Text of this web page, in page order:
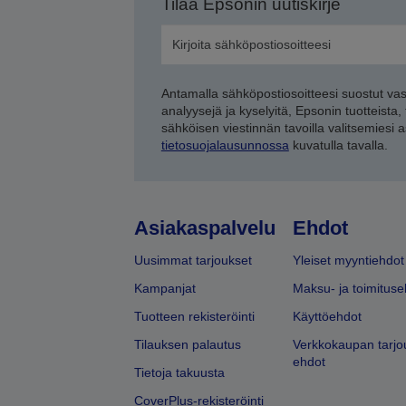
Tilaa Epsonin uutiskirje
Antamalla sähköpostiosoitteesi suostut
analyysejä ja kyselyitä, Epsonin
sähköisen viestinnän tavoilla valitsemiesi
tietosuojalausunnossa kuvatulla tavalla.
Asiakaspalvelu
Uusimmat tarjoukset
Kampanjat
Tuotteen rekisteröinti
Tilauksen palautus
Tietoja takuusta
CoverPlus-rekisteröinti
Ehdot
Yleiset myyntiehdot
Maksu- ja
Käyttöehdot
Verkkokaupan
ehdot